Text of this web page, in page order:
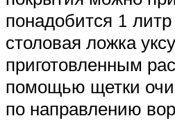
понадобится 1
столовая ложка
приготовленным
помощью щетки
по направлению